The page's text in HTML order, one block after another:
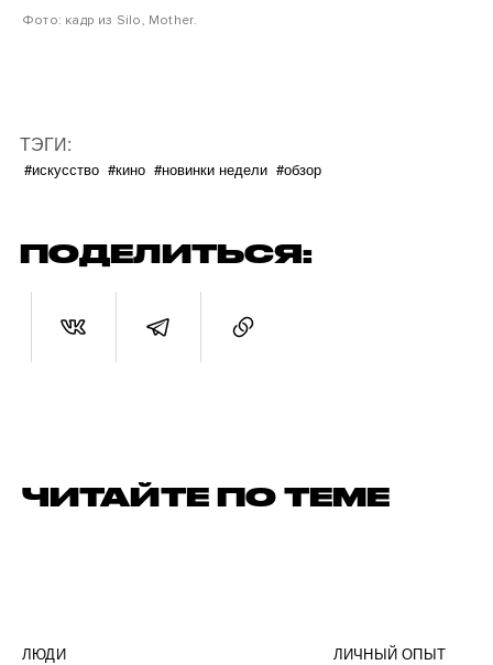
Фото: кадр из Silo, Mother.
ТЭГИ:
#искусство #кино #новинки недели #обзор
ПОДЕЛИТЬСЯ:
ЧИТАЙТЕ ПО ТЕМЕ
ЛЮДИ ЛИЧНЫЙ ОПЫТ